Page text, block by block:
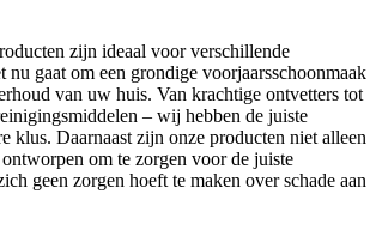
zijn ideaal voor verschillende
nu gaat om een grondige voorjaarsschoonmaak
van uw huis. Van krachtige ontvetters tot
– wij hebben de juiste
klus. Daarnaast zijn onze producten niet alleen
om te zorgen voor de juiste
geen zorgen hoeft te maken over schade aan